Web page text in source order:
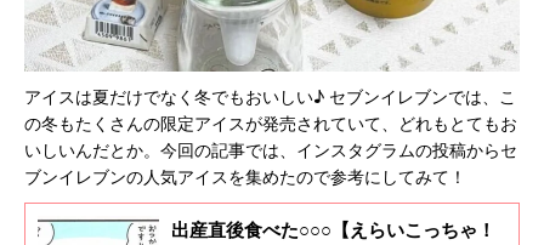
アイスは夏だけでなく冬でもおいしい♪ セブンイレブンでは、こ
の冬もたくさんの限定アイスが発売されていて、どれもとてもお
いしいんだとか。今回の記事では、インスタグラムの投稿からセ
ブンイレブンの人気アイスを集めたので参考にしてみて！
出産直後食べた○○○【えらいこっちゃ！